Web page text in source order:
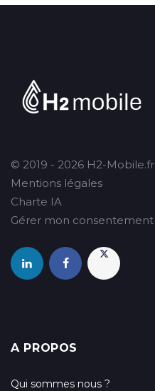
© 2019 - 2026 H2-Mobile.fr
Mentions légales
Charte IA
Gérer mon consentement
A PROPOS
Qui sommes nous ?